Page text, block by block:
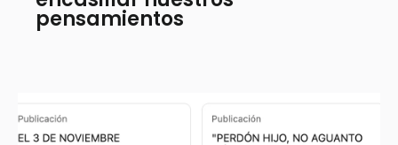
pensamientos